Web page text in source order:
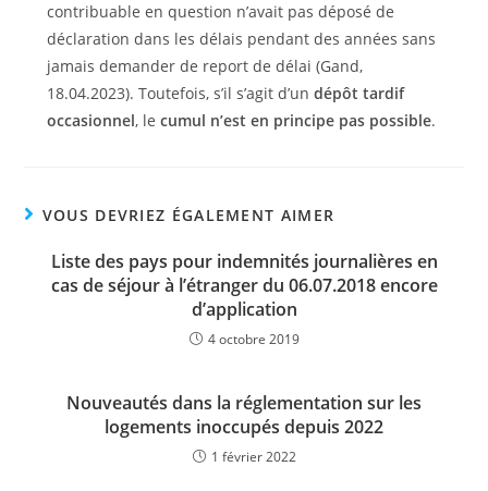
contribuable en question n’avait pas déposé de
déclaration dans les délais pendant des années sans
jamais demander de report de délai (Gand,
18.04.2023). Toutefois, s’il s’agit d’un dépôt tardif
occasionnel, le cumul n’est en principe pas possible.
VOUS DEVRIEZ ÉGALEMENT AIMER
Liste des pays pour indemnités journalières en
cas de séjour à l’étranger du 06.07.2018 encore
d’application
4 octobre 2019
Nouveautés dans la réglementation sur les
logements inoccupés depuis 2022
1 février 2022